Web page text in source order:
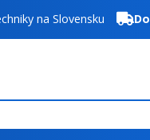
na Slovensku